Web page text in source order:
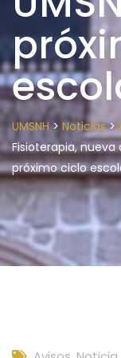
UMSNH> Noticias>
Fisioterapia,
próximo ciclo